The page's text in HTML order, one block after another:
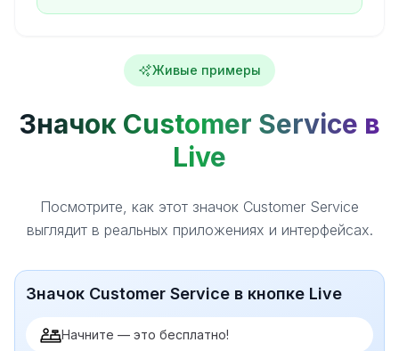
Живые примеры
Значок Customer Service в
Live
Посмотрите, как этот значок Customer Service
выглядит в реальных приложениях и интерфейсах.
Значок Customer Service в кнопке Live
Начните — это бесплатно!